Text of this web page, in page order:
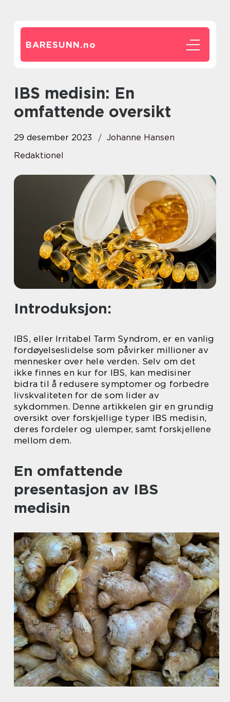
BARESUNN.no
IBS medisin: En
omfattende oversikt
29 desember 2023
Johanne Hansen
Redaktionel
Introduksjon:
IBS, eller Irritabel Tarm Syndrom, er en vanlig
fordøyelseslidelse som påvirker millioner av
mennesker over hele verden. Selv om det
ikke finnes en kur for IBS, kan medisiner
bidra til å redusere symptomer og forbedre
livskvaliteten for de som lider av
sykdommen. Denne artikkelen gir en grundig
oversikt over forskjellige typer IBS medisin,
deres fordeler og ulemper, samt forskjellene
mellom dem.
En omfattende
presentasjon av IBS
medisin